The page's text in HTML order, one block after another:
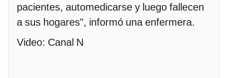
pacientes, automedicarse y luego fallecen
a sus hogares", informó una enfermera.
Video: Canal N